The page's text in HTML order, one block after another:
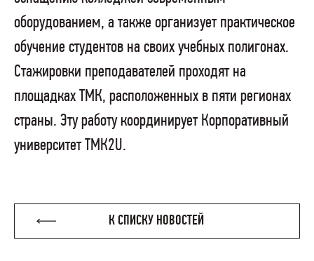
оборудованием, а также организует практическое
обучение студентов на своих учебных полигонах.
Стажировки преподавателей проходят на
площадках ТМК, расположенных в пяти регионах
страны. Эту работу координирует Корпоративный
университет ТМК2U.
К СПИСКУ НОВОСТЕЙ